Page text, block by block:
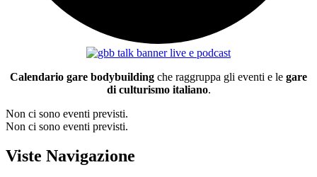
Calendario gare bodybuilding che raggruppa gli eventi e le gare
di culturismo italiano.
Non ci sono eventi previsti.
Non ci sono eventi previsti.
Viste Navigazione